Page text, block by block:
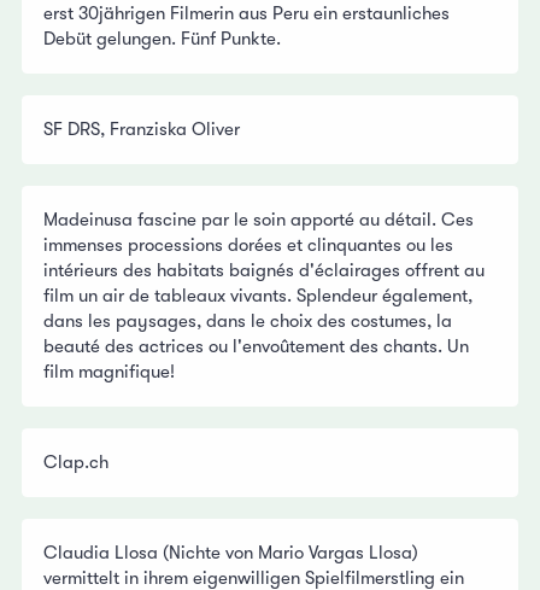
erst 30jährigen Filmerin aus Peru ein erstaunliches
Debüt gelungen. Fünf Punkte.
SF DRS, Franziska Oliver
Madeinusa fascine par le soin apporté au détail. Ces
immenses processions dorées et clinquantes ou les
intérieurs des habitats baignés d'éclairages offrent au
film un air de tableaux vivants. Splendeur également,
dans les paysages, dans le choix des costumes, la
beauté des actrices ou l'envoûtement des chants. Un
film magnifique!
Clap.ch
Claudia Llosa (Nichte von Mario Vargas Llosa)
vermittelt in ihrem eigenwilligen Spielfilmerstling ein